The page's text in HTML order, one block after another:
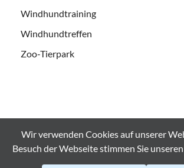
Windhundtraining
Windhundtreffen
Zoo-Tierpark
Alle Bilder und Videos sind urheberrechtlich
Bedarf der ausdrücklichen Genehmigung bei
Wir verwenden Cookies auf unserer
Besuch der Webseite stimmen Sie